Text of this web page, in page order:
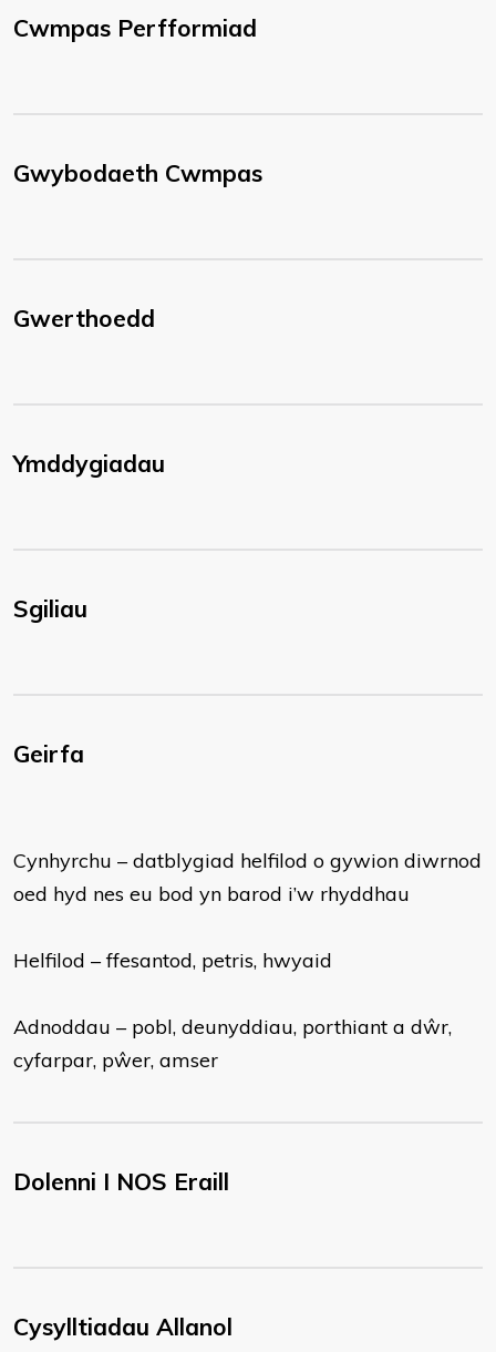
Cwmpas Perfformiad
Gwybodaeth Cwmpas
Gwerthoedd
Ymddygiadau
Sgiliau
Geirfa
Cynhyrchu – datblygiad helfilod o gywion diwrnod
oed hyd nes eu bod yn barod i’w rhyddhau
Helfilod – ffesantod, petris, hwyaid
Adnoddau – pobl, deunyddiau, porthiant a dŵr,
cyfarpar, pŵer, amser
Dolenni I NOS Eraill
Cysylltiadau Allanol